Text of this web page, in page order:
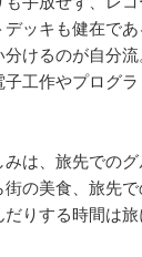
デッキも健在で
分けるのが自分
子工作やプログ
みは、旅先での
の美食、旅先
りする時間は旅